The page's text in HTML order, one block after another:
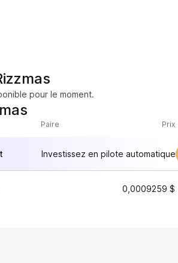
pour le moment.
Paire Prix
Investissez en pilote automatique
0,0009259 $